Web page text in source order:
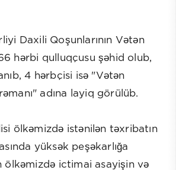
Daxili Qoşunlarının Vətən
hərbi qulluqçusu şəhid olub,
4 hərbçisi isə "Vətən
adına layiq görülüb.
ölkəmizdə istənilən təxribatın
yüksək peşəkarlığa
ölkəmizdə ictimai asayişin və